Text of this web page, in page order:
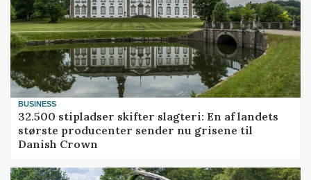
BUSINESS
32.500 stipladser skifter slagteri: En af landets
største producenter sender nu grisene til
Danish Crown